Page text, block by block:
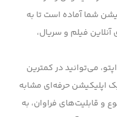
شما آماده است تا به
فیلم و سریال،
می‌توانید در کمترین
اپلیکیشن حرفه‌ای مشابه
و قابلیت‌های فراوان، به